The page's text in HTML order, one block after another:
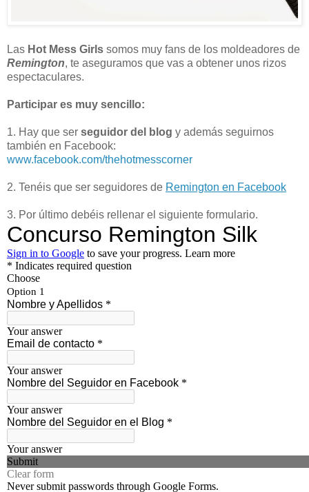
Las Hot Mess Girls somos muy fans de los moldeadores de
Remington, te aseguramos que vas a obtener unos rizos
espectaculares.
Participar es muy sencillo:
1. Hay que ser seguidor del blog y además seguirnos
también en Facebook:
www.facebook.com/thehotmesscorner
2. Tenéis que ser seguidores de Remington en Facebook
3. Por último debéis rellenar el siguiente formulario.